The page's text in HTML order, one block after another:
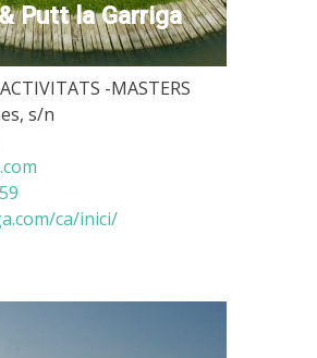
Putt la Garriga
-MASTERS
s/n
ca/inici/